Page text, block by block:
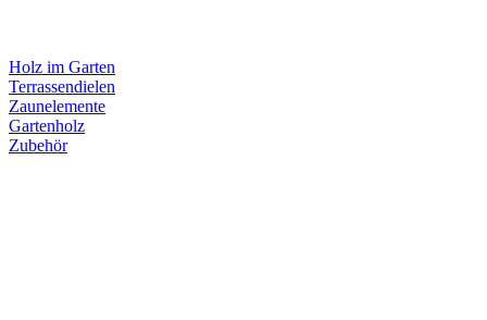
Holz im Garten
Terrassendielen
Zaunelemente
Gartenholz
Zubehör